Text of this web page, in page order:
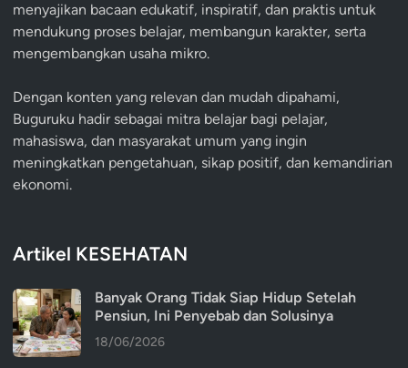
menyajikan bacaan edukatif, inspiratif, dan praktis untuk
mendukung proses belajar, membangun karakter, serta
mengembangkan usaha mikro.
Dengan konten yang relevan dan mudah dipahami,
Buguruku hadir sebagai mitra belajar bagi pelajar,
mahasiswa, dan masyarakat umum yang ingin
meningkatkan pengetahuan, sikap positif, dan kemandirian
ekonomi.
Artikel KESEHATAN
Banyak Orang Tidak Siap Hidup Setelah
Pensiun, Ini Penyebab dan Solusinya
18/06/2026